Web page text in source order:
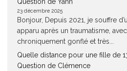
23 décembre 2025
Bonjour, Depuis 2021, je souffre
apparu après un traumatisme,
chroniquement gonflé et très...
Quelle distance pour une fille de
Question de Clémence